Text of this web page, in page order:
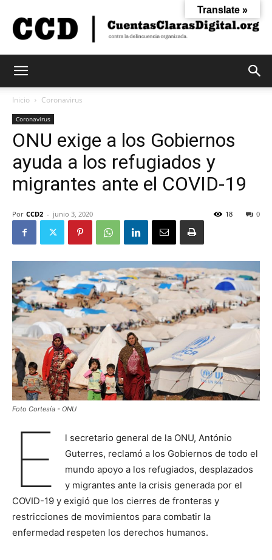
Claras
Digital
Inicio Coronavirus
Coronavirus
ONU exige a los Gobiernos
ayuda a los refugiados y
migrantes ante el COVID-19
Por CCD2 - junio 3, 2020 0
18
Foto Cortesía - ONU
E
l secretario general de la ONU, António
Guterres, reclamó a los Gobiernos de todo el
mundo apoyo a los refugiados, desplazados
y migrantes ante la crisis generada por el
COVID-19 y exigió que los cierres de fronteras y
restricciones de movimientos para combatir la
enfermedad respeten los derechos humanos.
Translate »